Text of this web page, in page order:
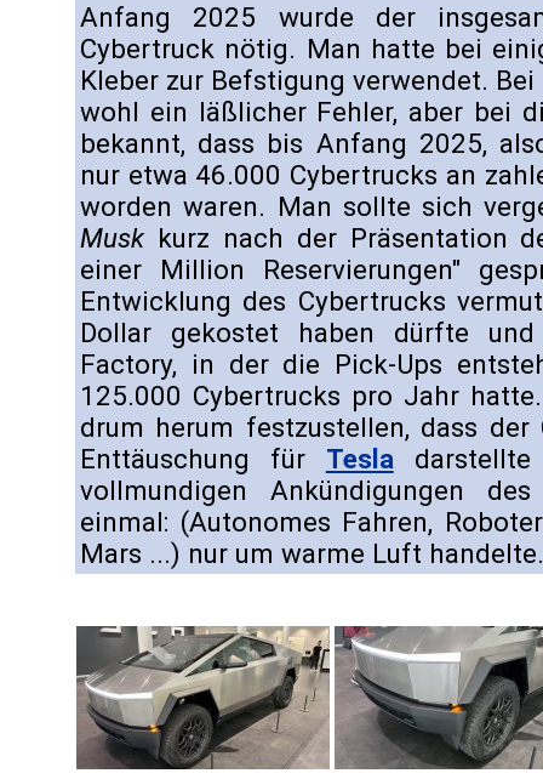
Anfang 2025 wurde der
Cybertruck nötig. Man hatte bei
Kleber zur Befstigung verwendet.
wohl ein läßlicher Fehler, aber bei
bekannt, dass bis Anfang 2025,
nur etwa 46.000 Cybertrucks an
worden waren. Man sollte sich
Musk kurz nach der Präsentation
einer Million Reservierungen"
Entwicklung des Cybertrucks
Dollar gekostet haben dürfte
Factory, in der die Pick-Ups
125.000 Cybertrucks pro Jahr
drum herum festzustellen, dass der
Enttäuschung für Tesla
vollmundigen Ankündigungen
einmal: (Autonomes Fahren,
Mars ...) nur um warme Luft handelte.